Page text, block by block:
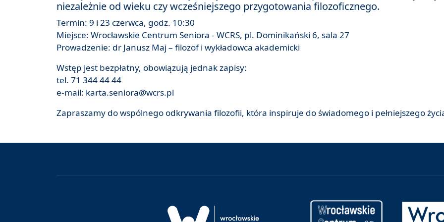
niezależnie od wieku czy wcześniejszego przygotowania filozoficznego.
Termin: 9 i 23 czerwca, godz. 10:30
Miejsce: Wrocławskie Centrum Seniora - WCRS, pl. Dominikański 6, sala 27
Prowadzenie: dr Janusz Maj – filozof i wykładowca akademicki
Wstęp jest bezpłatny, obowiązują jednak zapisy:
tel. 71 344 44 44
e-mail: karta.seniora@wcrs.pl
Zapraszamy do wspólnego odkrywania filozofii, która inspiruje do świadomego i pełniejszego